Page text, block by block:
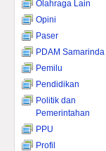
Olahraga Lain
Opini
Paser
PDAM Samarinda
Pemilu
Pendidikan
Politik dan
Pemerintahan
PPU
Profil